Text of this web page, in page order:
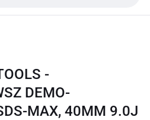
-
DEMO-
MAX, 40MM 9.0J